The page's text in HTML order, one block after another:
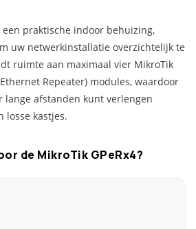
een praktische indoor behuizing,
uw netwerkinstallatie overzichtelijk te
ruimte aan maximaal vier MikroTik
Ethernet Repeater) modules, waardoor
lange afstanden kunt verlengen
losse kastjes.
de MikroTik GPeRx4?